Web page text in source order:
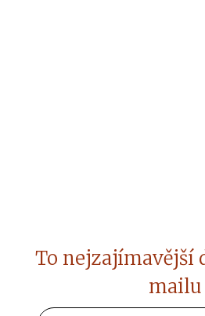
To nejzajímavější
mailu